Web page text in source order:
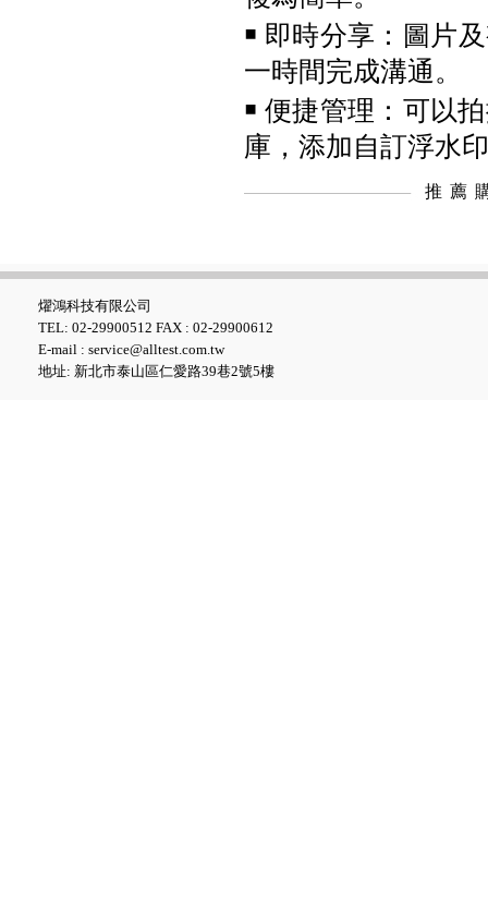
UNI-T UT219PV鈎表 (電動車/
太陽能專用電流鈎表)
￭ 即時分享：圖片
一時間完成溝通。
￭ 便捷管理：可以
庫，添加自訂浮水
推薦
燿鴻科技有限公司
TEL: 02-29900512 FAX : 02-29900612
E-mail : service@alltest.com.tw
地址: 新北市泰山區仁愛路39巷2號5樓